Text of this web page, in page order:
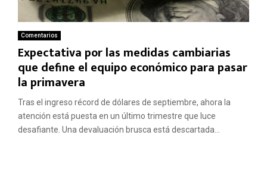
Comentarios
Expectativa por las medidas cambiarias
que define el equipo económico para pasar
la primavera
Tras el ingreso récord de dólares de septiembre, ahora la
atención está puesta en un último trimestre que luce
desafiante. Una devaluación brusca está descartada...